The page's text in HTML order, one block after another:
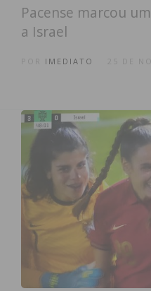
Pacense marcou
a Israel
IMEDIATO